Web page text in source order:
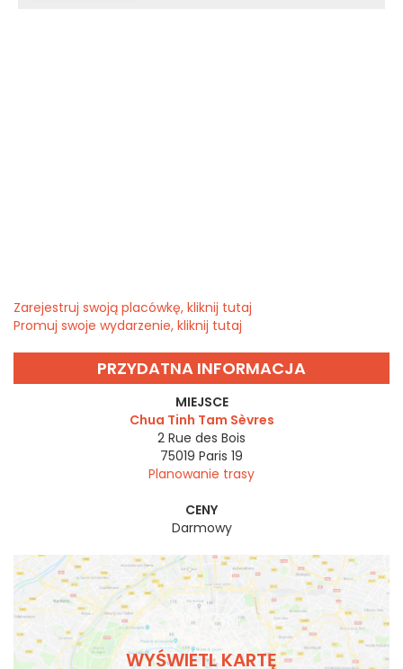
Zarejestruj swoją placówkę, kliknij tutaj
Promuj swoje wydarzenie, kliknij tutaj
PRZYDATNA INFORMACJA
MIEJSCE
Chua Tinh Tam Sèvres
2 Rue des Bois
75019 Paris 19
Planowanie trasy
CENY
Darmowy
WYŚWIETL KARTĘ